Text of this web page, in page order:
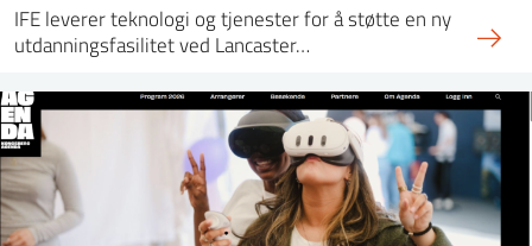
IFE leverer teknologi og tjenester for å støtte en ny
utdanningsfasilitet ved Lancaster…